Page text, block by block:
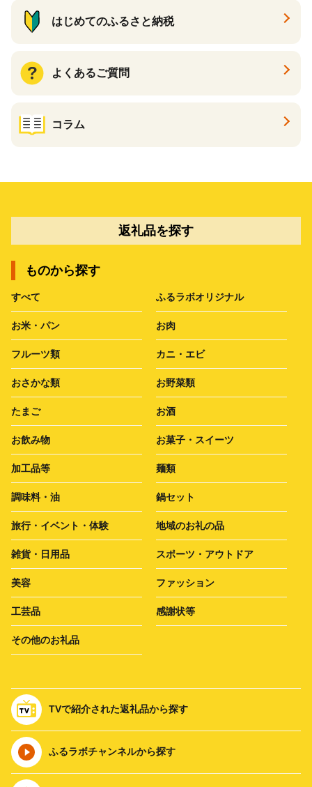
はじめてのふるさと納税
よくあるご質問
コラム
返礼品を探す
ものから探す
すべて ふるラボオリジナル
お米・パン お肉
フルーツ類 カニ・エビ
おさかな類 お野菜類
たまご お酒
お飲み物 お菓子・スイーツ
加工品等 麺類
調味料・油 鍋セット
旅行・イベント・体験 地域のお礼の品
雑貨・日用品 スポーツ・アウトドア
美容 ファッション
工芸品 感謝状等
その他のお礼品
TVで紹介された返礼品から探す
ふるラボチャンネルから探す